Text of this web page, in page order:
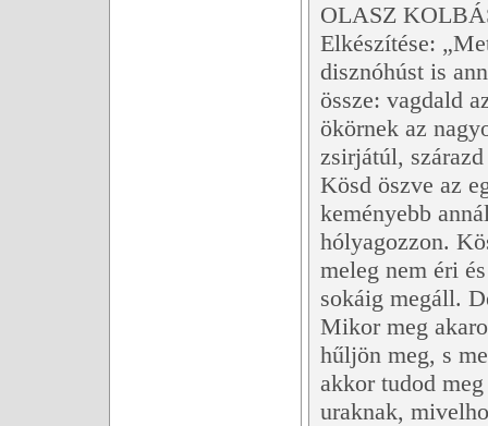
OLASZ
Elkészítése:
disznóhúst is
össze: vagdald
ökörnek az
zsirjátúl,
Kösd öszve az
keményebb
hólyagozzon.
meleg nem éri
sokáig megáll.
Mikor meg
hűljön meg, s
akkor tudod
uraknak,